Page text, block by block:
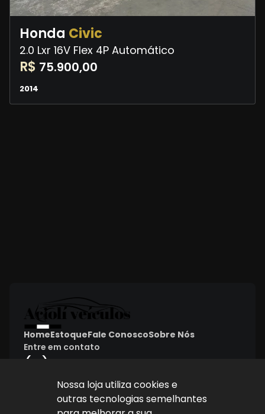
Honda Civic
2.0 Lxr 16V Flex 4P Automático
R$ 75.900,00
2014
HomeEstoqueFale ConoscoSobre Nós
Entre em contato
(11) 4087-4887
(11) 4087-4887
Nossa loja utiliza cookies e
outras tecnologias semelhantes